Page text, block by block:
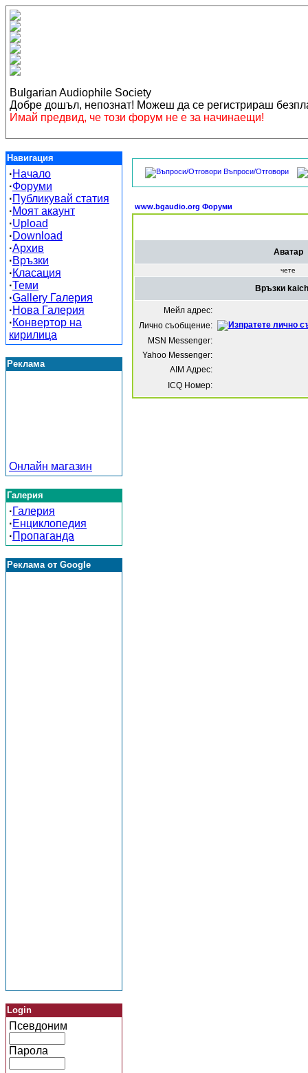
Bulgarian Audiophile Society
Добре дошъл, непознат! Можеш да се регистрираш
Имай предвид, че този форум не е за начинаещи!
Навигация
·Начало
·Форуми
·Публикувай статия
·Моят акаунт
·Upload
·Download
·Архив
·Връзки
·Класация
·Теми
·Gallery Галерия
·Нова Галерия
·Конвертор на
кирилица
Реклама
Онлайн магазин
Галерия
·Галерия
·Енциклопедия
·Пропаганда
Реклама от Google
Login
Псевдоним
Парола
Въпроси/Отговори
www.bgaudio.org Форуми
Аватар
чете
Връзки
Мейл адрес:
Лично съобщение:
MSN Messenger:
Yahoo Messenger:
AIM Адрес:
ICQ Номер: